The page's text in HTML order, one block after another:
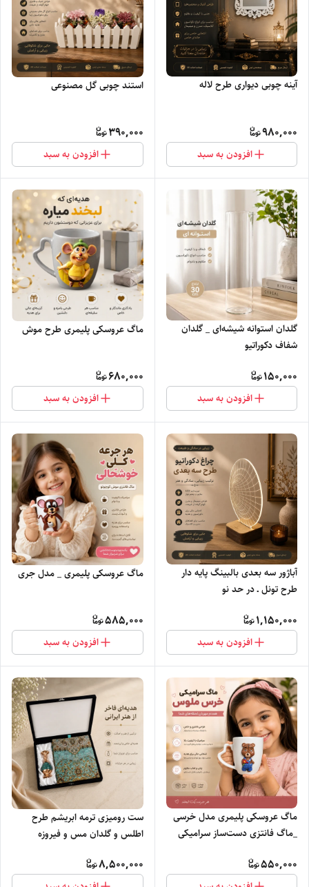
آینه چوبی دیواری طرح لاله
980,000
افزودن به سبد
استند چوبی گل مصنوعی
390,000
افزودن به سبد
گلدان استوانه‌ شیشه‌ای _ گلدان
شفاف دکوراتیو
150,000
افزودن به سبد
ماگ عروسکی پلیمری طرح موش
680,000
افزودن به سبد
آباژور سه بعدی بالبینگ پایه دار
طرح تونل ـ در حد نو
1,150,000
افزودن به سبد
ماگ عروسکی پلیمری _ مدل جری
585,000
افزودن به سبد
ماگ عروسکی پلیمری مدل خرسی
_ماگ فانتزی دست‌ساز سرامیکی
550,000
ست رومیزی ترمه ابریشم طرح
اطلس و گلدان مس و فیروزه
8,500,000